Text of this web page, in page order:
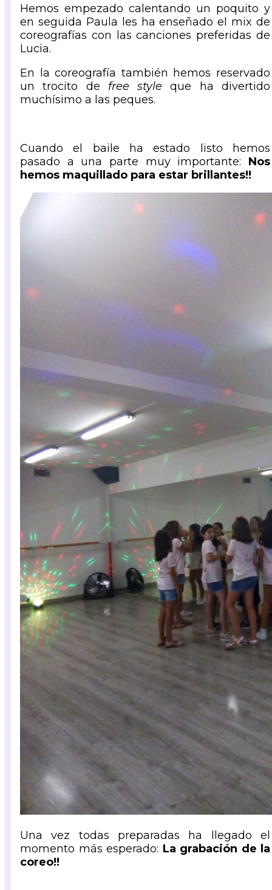
Hemos empezado calentando un poquito y
en seguida Paula les ha enseñado el mix de
coreografías con las canciones preferidas de
Lucia.
En la coreografía también hemos reservado
un trocito de free style que ha divertido
muchísimo a las peques.
Cuando el baile ha estado listo hemos
pasado a una parte muy importante: Nos
hemos maquillado para estar brillantes!!
Una vez todas preparadas ha llegado el
momento más esperado: La grabación de la
coreo!!